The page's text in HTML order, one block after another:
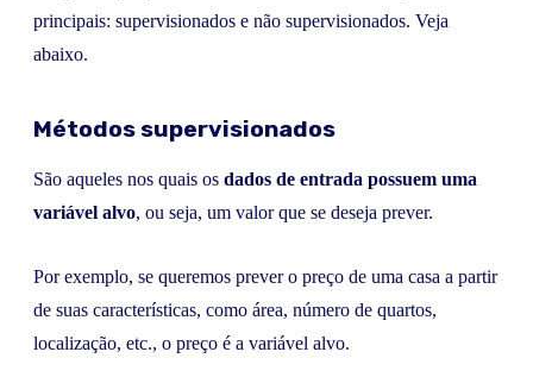
principais: supervisionados e não supervisionados. Veja
abaixo.
Métodos supervisionados
São aqueles nos quais os dados de entrada possuem uma
variável alvo, ou seja, um valor que se deseja prever.
Por exemplo, se queremos prever o preço de uma casa a partir
de suas características, como área, número de quartos,
localização, etc., o preço é a variável alvo.